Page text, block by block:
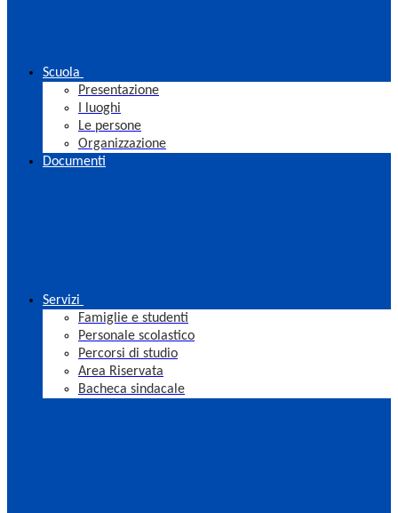
Scuola
Presentazione
I luoghi
Le persone
Organizzazione
Documenti
Servizi
Famiglie e studenti
Personale scolastico
Percorsi di studio
Area Riservata
Bacheca sindacale